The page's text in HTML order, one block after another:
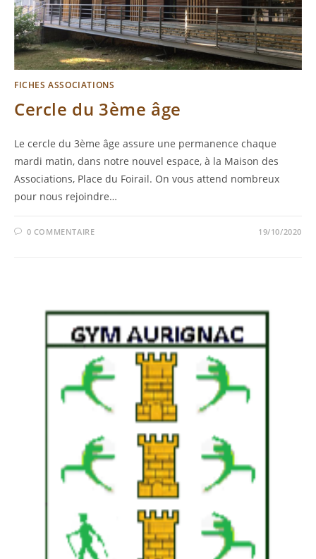
FICHES ASSOCIATIONS
Cercle du 3ème âge
Le cercle du 3ème âge assure une permanence chaque
mardi matin, dans notre nouvel espace, à la Maison des
Associations, Place du Foirail. On vous attend nombreux
pour nous rejoindre…
0 COMMENTAIRE 19/10/2020